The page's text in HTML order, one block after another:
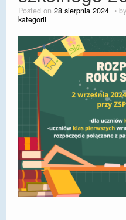
Posted on 28 sierpnia 2024 by
kategorii